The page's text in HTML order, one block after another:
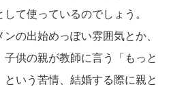
て使っているのでしょう。
の出始めっぽい雰囲気とか、
供の親が教師に言う「もっと
いう苦情、結婚する際に親と